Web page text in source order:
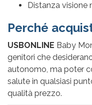
Distanza visione
Perché
USBONLINE Baby
genitori che
autonomo, ma poter
salute in qualsiasi
qualità prezzo.